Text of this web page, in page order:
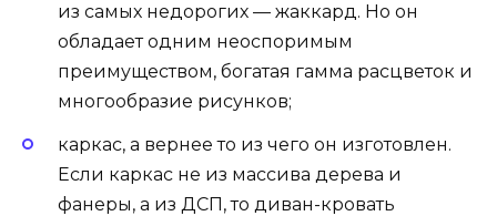
из самых недорогих — жаккард. Но он
обладает одним неоспоримым
преимуществом, богатая гамма расцветок и
многообразие рисунков;
каркас, а вернее то из чего он изготовлен.
Если каркас не из массива дерева и
фанеры, а из ДСП, то диван-кровать